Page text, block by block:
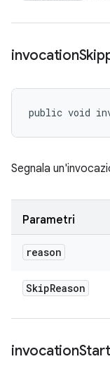
invocation
public void
Segnala
Parametri
reason
SkipReason
invocation